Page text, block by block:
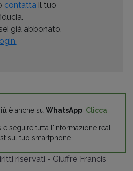
contattail tuo
già abbonato,
è anche su WhatsApp! Clicca
e seguire tutta l'informazione real
sul tuo smartphone.
riservati - Giuffrè Francis